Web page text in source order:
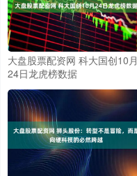
大盘股票配资网 科大国创10月
24日龙虎榜数据